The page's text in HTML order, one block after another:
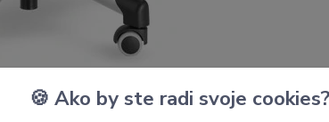
🍪 Ako by ste radi svoje cookies?